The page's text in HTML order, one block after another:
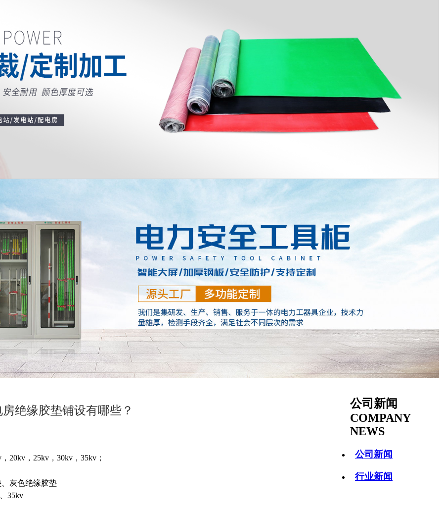
公司新闻
COMPANY
NEWS
公司新闻
行业新闻
绝缘胶垫铺设有哪些？
20kv，25kv，30kv，35kv；
灰色绝缘胶垫
35kv